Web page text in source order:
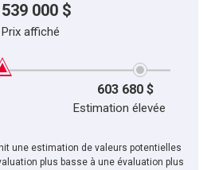
539 000 $
Prix affiché
603 680 $
Estimation élevée
une estimation de valeurs potentielles
plus basse à une évaluation plus